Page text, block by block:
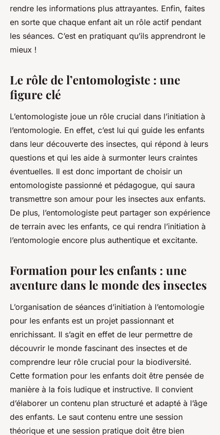
rendre les informations plus attrayantes. Enfin, faites
en sorte que chaque enfant ait un rôle actif pendant
les séances. C’est en pratiquant qu’ils apprendront le
mieux !
Le rôle de l’entomologiste : une
figure clé
L’entomologiste joue un rôle crucial dans l’initiation à
l’entomologie. En effet, c’est lui qui guide les enfants
dans leur découverte des insectes, qui répond à leurs
questions et qui les aide à surmonter leurs craintes
éventuelles. Il est donc important de choisir un
entomologiste passionné et pédagogue, qui saura
transmettre son amour pour les insectes aux enfants.
De plus, l’entomologiste peut partager son expérience
de terrain avec les enfants, ce qui rendra l’initiation à
l’entomologie encore plus authentique et excitante.
Formation pour les enfants : une
aventure dans le monde des insectes
L’organisation de séances d’initiation à l’entomologie
pour les enfants est un projet passionnant et
enrichissant. Il s’agit en effet de leur permettre de
découvrir le monde fascinant des insectes et de
comprendre leur rôle crucial pour la biodiversité.
Cette formation pour les enfants doit être pensée de
manière à la fois ludique et instructive. Il convient
d’élaborer un contenu plan structuré et adapté à l’âge
des enfants. Le saut contenu entre une session
théorique et une session pratique doit être bien